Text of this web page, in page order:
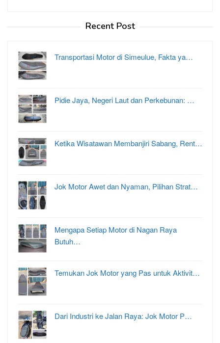
Recent Post
Transportasi Motor di Simeulue, Fakta ya…
Pidie Jaya, Negeri Laut dan Perkebunan: …
Ketika Wisatawan Membanjiri Sabang, Rent…
Jok Motor Awet dan Nyaman, Pilihan Strat…
Mengapa Setiap Motor di Nagan Raya
Butuh…
Temukan Jok Motor yang Pas untuk Aktivit…
Dari Industri ke Jalan Raya: Jok Motor P…